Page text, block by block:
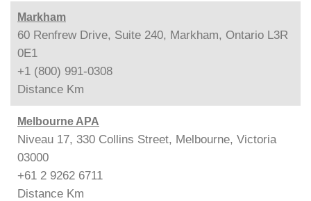
Markham
60 Renfrew Drive, Suite 240, Markham, Ontario L3R
0E1
+1 (800) 991-0308
Distance Km
Melbourne APA
Niveau 17, 330 Collins Street, Melbourne, Victoria
03000
+61 2 9262 6711
Distance Km